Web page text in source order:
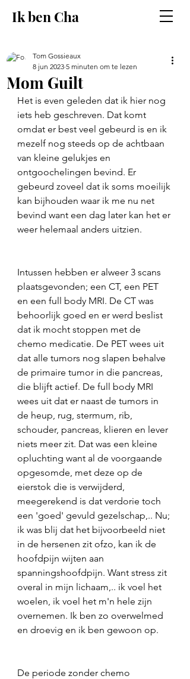
Ik ben Cha
Mom Guilt
Tom Gossieaux
8 jun 2023 5 minuten om te lezen
Het is even geleden dat ik hier nog
iets heb geschreven. Dat komt
omdat er best veel gebeurd is en ik
mezelf nog steeds op de achtbaan
van kleine gelukjes en
ontgoochelingen bevind. Er
gebeurd zoveel dat ik soms moeilijk
kan bijhouden waar ik me nu net
bevind want een dag later kan het er
weer helemaal anders uitzien.
Intussen hebben er alweer 3 scans
plaatsgevonden; een CT, een PET
en een full body MRI. De CT was
behoorlijk goed en er werd beslist
dat ik mocht stoppen met de
chemo medicatie. De PET wees uit
dat alle tumors nog slapen behalve
de primaire tumor in die pancreas,
die blijft actief. De full body MRI
wees uit dat er naast de tumors in
de heup, rug, stermum, rib,
schouder, pancreas, klieren en lever
niets meer zit. Dat was een kleine
opluchting want al de voorgaande
opgesomde, met deze op de
eierstok die is verwijderd,
meegerekend is dat verdorie toch
een 'goed' gevuld gezelschap,.. Nu;
ik was blij dat het bijvoorbeeld niet
in de hersenen zit ofzo, kan ik de
hoofdpijn wijten aan
spanningshoofdpijn. Want stress zit
overal in mijn lichaam,.. ik voel het
woelen, ik voel het m'n hele zijn
overnemen. Ik ben zo overwelmed
en droevig en ik ben gewoon op.
De periode zonder chemo